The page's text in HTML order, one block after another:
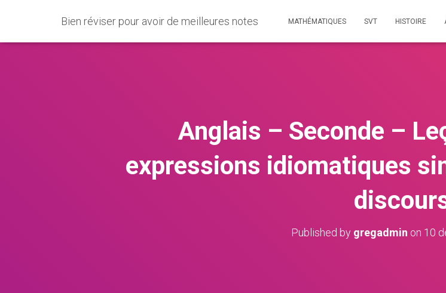
Bien réviser pour avoir de meilleures notes MATHÉMATIQUES SVT HISTOIRE
Anglais – Seconde –
expressions idiomatiques
Published by gregadmin on 10